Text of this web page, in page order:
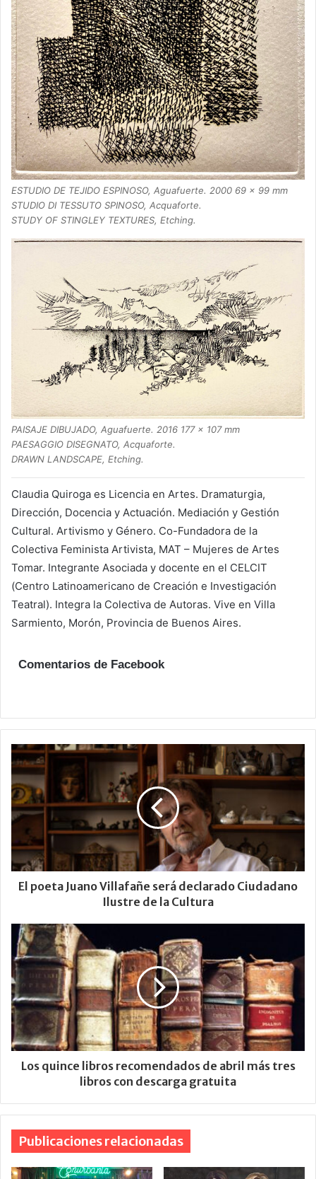
ESTUDIO DE TEJIDO ESPINOSO, Aguafuerte. 2000 69 x 99 mm
STUDIO DI TESSUTO SPINOSO, Acquaforte.
STUDY OF STINGLEY TEXTURES, Etching.
PAISAJE DIBUJADO, Aguafuerte. 2016 177 x 107 mm
PAESAGGIO DISEGNATO, Acquaforte.
DRAWN LANDSCAPE, Etching.
Claudia Quiroga es Licencia en Artes. Dramaturgia,
Dirección, Docencia y Actuación. Mediación y Gestión
Cultural. Artivismo y Género. Co-Fundadora de la
Colectiva Feminista Artivista, MAT – Mujeres de Artes
Tomar. Integrante Asociada y docente en el CELCIT
(Centro Latinoamericano de Creación e Investigación
Teatral). Integra la Colectiva de Autoras. Vive en Villa
Sarmiento, Morón, Provincia de Buenos Aires.
Comentarios de Facebook
El poeta Juano Villafañe será declarado Ciudadano
Ilustre de la Cultura
Los quince libros recomendados de abril más tres
libros con descarga gratuita
Publicaciones relacionadas